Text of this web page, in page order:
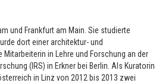
und Frankfurt am Main. Sie studierte
dort einer architektur- und
in Lehre und Forschung an der
(IRS) in Erkner bei Berlin. Als Kuratorin
in Linz von 2012 bis 2013 zwei